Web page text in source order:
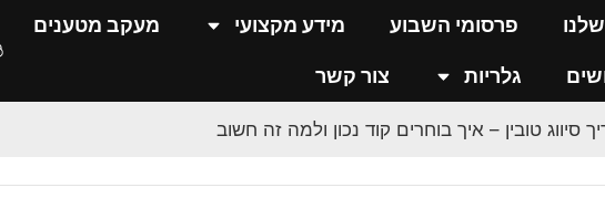
פרסומי השבוע מידע מקצועי מעקב מטענים
גלריות צור קשר
סיווג טובין – איך בוחרים קוד נכון ולמה זה חשוב
תזכורת ליבואן / יצואן בדבר סיום תוקף ייפוי כוח לסוכן
השירות לציבור במינהל המכס, ובמסגרת הנגשת המידע ללקוחות, הריני לעדכנכם כי החל מה-